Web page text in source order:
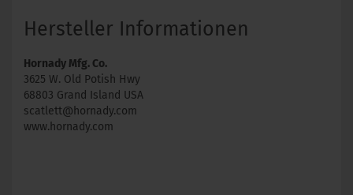
Hersteller Informationen
Hornady Mfg. Co.
3625 W. Old Potish Hwy
68803 Grand Island USA
scatlett@hornady.com
www.hornady.com